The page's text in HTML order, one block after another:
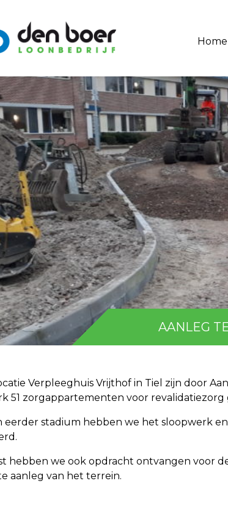
Home
AANLEG
Verpleeghuis Vrijthof in Tiel zijn door
51 zorgappartementen voor revalidatiezorg
eerder stadium hebben we het sloopwerk
hebben we ook opdracht ontvangen voor
aanleg van het terrein.